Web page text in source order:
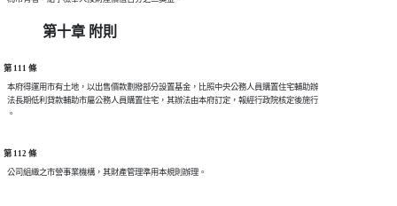
第十章 附則
第 111 條
  本府得運用市有土地，以出售價款劃撥部分設置基金，比照中央公務人員購置住宅輔助辦
  法長期低利貸款輔助市屬公務人員購置住宅，其辦法由本府訂定，報經行政院核定後施行
第 112 條